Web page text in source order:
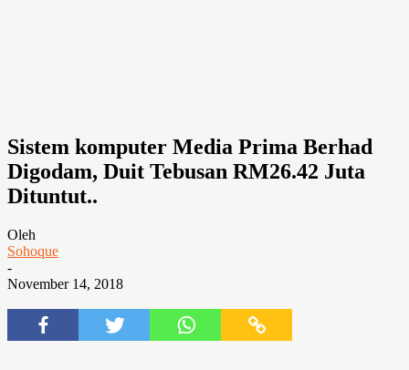
Sistem komputer Media Prima Berhad
Digodam, Duit Tebusan RM26.42 Juta
Dituntut..
Oleh
Sohoque
-
November 14, 2018